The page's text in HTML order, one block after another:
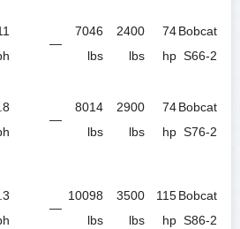
Bobcat
S66-2
74
hp
2400
lbs
7046
lbs
—
Bobcat
S76-2
74
hp
2900
lbs
8014
lbs
—
Bobcat
S86-2
115
hp
3500
lbs
10098
lbs
—